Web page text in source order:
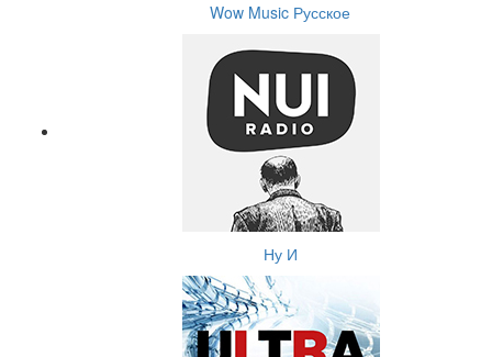
Wow Music Русское
Ну И